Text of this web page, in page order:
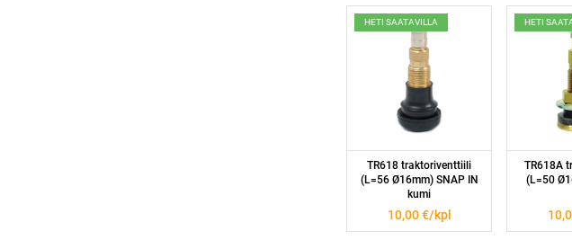
HETI SAATAVILLA
TR618 traktoriventtiili
(L=56 Ø16mm) SNAP IN
kumi
10,00€/kpl
HETI
TR618A
(L=50